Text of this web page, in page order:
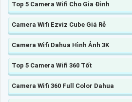
Top 5 Camera Wifi Cho Gia Đình
Camera Wifi Ezviz Cube Giá Rẻ
Camera Wifi Dahua Hình Ảnh 3K
Top 5 Camera Wifi 360 Tốt
Camera Wifi 360 Full Color Dahua